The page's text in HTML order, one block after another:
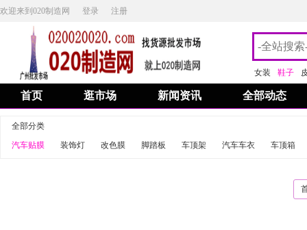
欢迎来到020制造网 登录 注册
女装 鞋子
首页 逛市场 新闻资讯 全部动态
全部分类
汽车贴膜
装饰灯 改色膜 脚踏板 车顶架 汽车车衣 车顶箱